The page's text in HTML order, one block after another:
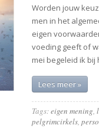
Worden jouw
men in het
eigen
voeding geeft of
mei begeleid ik
Lees meer »
Tags:eigen mening,
pelgrimcirkels,